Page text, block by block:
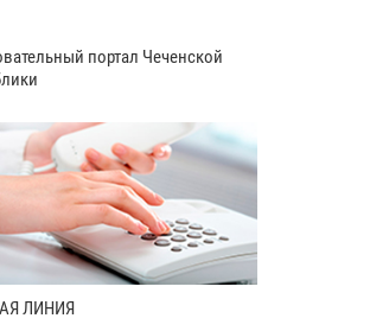
портал Чеченской
ЛИНИЯ